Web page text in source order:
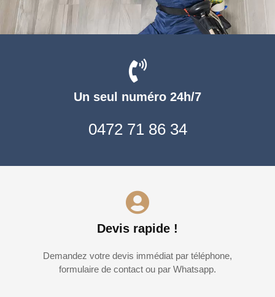
Un seul numéro 24h/7
0472 71 86 34
Devis rapide !
Demandez votre devis immédiat par téléphone,
formulaire de contact ou par Whatsapp.